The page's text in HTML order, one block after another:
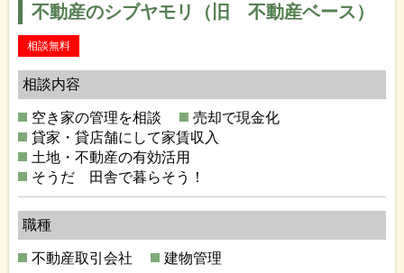
不動産のシブヤモリ（旧 不動産ベース）
相談無料
相談内容
空き家の管理を相談
売却で現金化
貸家・貸店舗にして家賃収入
土地・不動産の有効活用
そうだ 田舎で暮らそう！
職種
不動産取引会社 建物管理